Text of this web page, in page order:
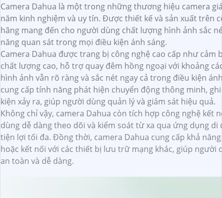
Camera Dahua là một trong những thương hiệu camera
năm kinh nghiệm và uy tín. Được thiết kế và sản xuất trên
hãng mang đến cho người dùng chất lượng hình ảnh sắc
năng quan sát trong mọi điều kiện ánh sáng.
Camera Dahua được trang bị công nghệ cao cấp như cảm
chất lượng cao, hỗ trợ quay đêm hồng ngoại với khoảng
hình ảnh vẫn rõ ràng và sắc nét ngay cả trong điều kiện
cung cấp tính năng phát hiện chuyển động thông minh,
kiện xảy ra, giúp người dùng quản lý và giám sát hiệu quả.
Không chỉ vậy, camera Dahua còn tích hợp công nghệ kết
dùng dễ dàng theo dõi và kiểm soát từ xa qua ứng dụng
tiện lợi tối đa. Đồng thời, camera Dahua cung cấp khả
hoặc kết nối với các thiết bị lưu trữ mạng khác, giúp
an toàn và dễ dàng.